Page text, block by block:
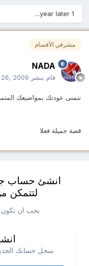
مشرفي الأقسام
NADA
قام بنشر 26, 2009
نتمنى عودتك بمواضيعك
قصة جميلة فعلا
انشئ حساب
لتتمكن
يجب ان تكون
سجل حسابك الجديد